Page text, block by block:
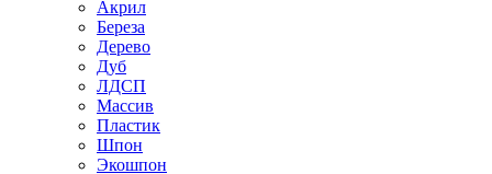
Акрил
Береза
Дерево
Дуб
ЛДСП
Массив
Пластик
Шпон
Экошпон